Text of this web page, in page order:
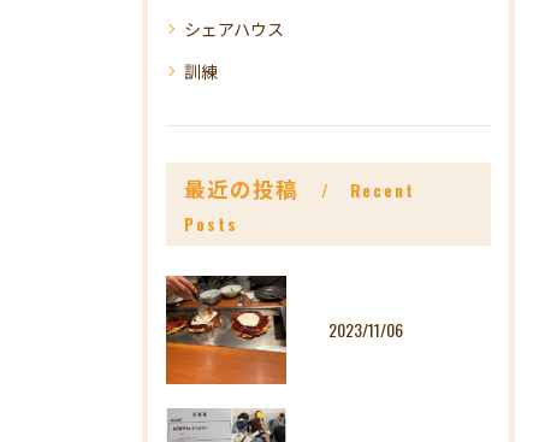
シェアハウス
訓練
最近の投稿
Recent
Posts
2023/11/06